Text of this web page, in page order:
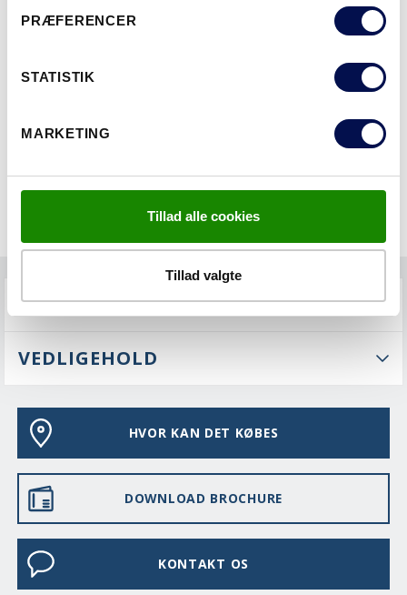
PRÆFERENCER
STATISTIK
MARKETING
Tillad alle cookies
Tillad valgte
FAQS
VEDLIGEHOLD
HVOR KAN DET KØBES
DOWNLOAD BROCHURE
KONTAKT OS